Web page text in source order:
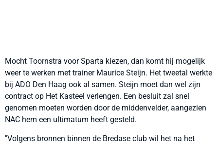
Mocht Toornstra voor Sparta kiezen, dan komt hij mogelijk
weer te werken met trainer Maurice Steijn. Het tweetal werkte
bij ADO Den Haag ook al samen. Steijn moet dan wel zijn
contract op Het Kasteel verlengen. Een besluit zal snel
genomen moeten worden door de middenvelder, aangezien
NAC hem een ultimatum heeft gesteld.
"Volgens bronnen binnen de Bredase club wil het na het